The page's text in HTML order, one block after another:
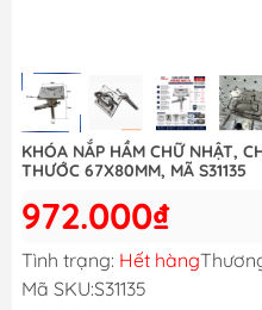
KHÓA NẮP HẦM CHỮ NHẬT,
THƯỚC 67X80MM, MÃ S31135
972.000₫
Tình trạng: Hết hàng
Mã SKU:S31135